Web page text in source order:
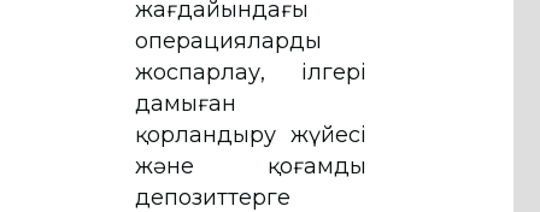
жағдайындағы
операцияларды
жоспарлау, ілгері
дамыған
қорландыру жүйесі
және қоғамды
депозиттерге